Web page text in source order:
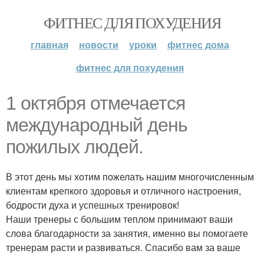
ФИТНЕС ДЛЯ ПОХУДЕНИЯ
главная новости уроки
фитнес дома
фитнес для похудения
1 октября отмечается
международный день
пожилых людей.
В этот день мы хотим пожелать нашим многочисленным
клиентам крепкого здоровья и отличного настроения,
бодрости духа и успешных тренировок!
Наши тренеры с большим теплом принимают ваши
слова благодарности за занятия, именно вы помогаете
тренерам расти и развиваться. Спасибо вам за ваше